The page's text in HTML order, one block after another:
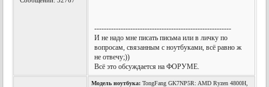
---------------------------------------------------------
И не надо мне писать письма или в личку по
вопросам, связанным с ноутбуками, всё равно ж
не отвечу;))
Всё это обсуждается на ФОРУМЕ.
Модель ноутбука: TongFang GK7NP5R: AMD Ryzen 4800H,